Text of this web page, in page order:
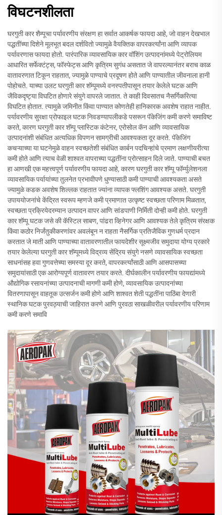
विघटनशीलता
घरगुती कार शैम्पूचा पर्यावरणीय संरक्षण हा सर्वात आकर्षक फायदा आहे, जो वाहन देखभाल
पद्धतींच्या दिशेने मूलभूत बदल दर्शवितो ज्यामुळे वैयक्तिक वापरकर्त्यांना आणि व्यापक
पर्यावरणास फायदा होतो. पारंपारिक व्यावसायिक कार वॉशिंग उत्पादनांमध्ये पेट्रोलियम
आधारित सर्फेक्टंट्स, फॉस्फेट्स आणि कृत्रिम सुगंध असतात जे वापरल्यानंतर बराच काळ
वातावरणात टिकून राहतात, ज्यामुळे पाण्याचे प्रदूषण होते आणि पाण्यातील जीवनाला हानी
पोहोचते. याच्या उलट घरगुती कार शॅम्पूमध्ये वनस्पतीपासून तयार केलेले घटक आणि
जैविकदृष्ट्या विघटित होणारे संयुगे वापरले जातात. ते काही दिवसातच नैसर्गिकरित्या
विघटित होतात. त्यामुळे जमिनीत किंवा पाण्यात कोणतेही हानिकारक अवशेष राहात नाहीत.
पर्यावरणीय सुरक्षा प्रोफाइल घटक निवडण्यापलीकडे पसरून पॅकेजिंग कमी करणे समाविष्ट
करते, कारण घरगुती कार शॅम्पू प्लास्टिक कंटेनर, एरोसोल कॅन आणि व्यावसायिक
उत्पादनांशी संबंधित अत्यधिक विपणन सामग्रीची आवश्यकता दूर करते. पॅकेजिंग
कचऱ्याच्या या घटनेमुळे वाहन स्वच्छतेशी संबंधित कार्बन पदचिन्हांचे प्रमाण लक्षणीयरीत्या
कमी होते आणि त्याच वेळी शाश्वत वापराच्या पद्धतींना प्रोत्साहन दिले जाते. पाण्याची बचत
हा आणखी एक महत्त्वपूर्ण पर्यावरणीय फायदा आहे, कारण घरगुती कार शॅम्पू फॉर्म्युलेशनला
व्यावसायिक पर्यायांच्या तुलनेत प्रभावीपणे धुण्यासाठी कमी पाण्याची आवश्यकता असते
ज्यामुळे कडक अवशेष शिल्लक राहतात ज्यांना व्यापक फ्लशिंग आवश्यक असते. घरगुती
उपाययोजनांचे केंद्रित स्वरूप म्हणजे कमी प्रमाणात उत्कृष्ट स्वच्छता परिणाम मिळतात,
स्वच्छता प्रक्रियेदरम्यान उत्पादन वापर आणि सांडपाणी निर्मिती दोन्ही कमी होते. घरगुती
कार शॅम्पू घटक जसे की कॅस्टिल साबण, पांढरा व्हिनेगर आणि आवश्यक तेले कृत्रिम संरक्षक
किंवा कठोर निर्जंतुकीकरणांवर अवलंबून न राहता नैसर्गिक प्रतिजैविक गुणधर्म प्रदान
करतात जे माती आणि पाण्याच्या वातावरणातील फायदेशीर सूक्ष्मजीव समुदाया योग्य प्रकारे
तयार केलेल्या घरगुती कार शॅम्पूमध्ये विद्रव्य सेंद्रिय संयुगे नसणे व्यावसायिक स्वच्छता
साधनांसह हवा गुणवत्तेच्या समस्या दूर करते, वापरकर्त्यांसाठी आणि आसपासच्या
समुदायांसाठी एक आरोग्यपूर्ण वातावरण तयार करते. दीर्घकालीन पर्यावरणीय फायद्यांमध्ये
औद्योगिक रसायनांच्या उत्पादनाची मागणी कमी होणे, व्यावसायिक उत्पादनांच्या
वितरणापासून वाहतूक उत्सर्जन कमी होणे आणि शाश्वत शेती पद्धतींना पाठिंबा देणारी
स्थानिक घटक पुरवठ्याची जाहिरात करणे आणि पुरवठा साखळीवरील पर्यावरणीय परिणाम
कमी करणे समावि